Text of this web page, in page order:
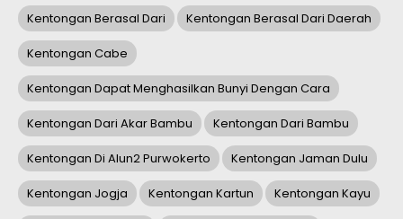
Kentongan Berasal Dari Kentongan Berasal Dari Daerah
Kentongan Cabe
Kentongan Dapat Menghasilkan Bunyi Dengan Cara
Kentongan Dari Akar Bambu Kentongan Dari Bambu
Kentongan Di Alun2 Purwokerto Kentongan Jaman Dulu
Kentongan Jogja Kentongan Kartun Kentongan Kayu